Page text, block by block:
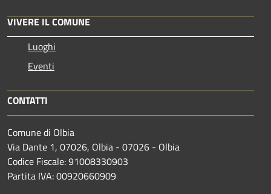
VIVERE IL COMUNE
Luoghi
Eventi
CONTATTI
Comune di Olbia
Via Dante 1, 07026, Olbia - 07026 - Olbia
Codice Fiscale: 91008330903
Partita IVA: 00920660909